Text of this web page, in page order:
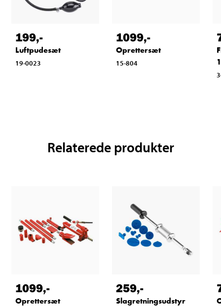
199,-
Luftpudesæt
19-0023
1099,-
Oprettersæt
15-804
Relaterede produkter
1099,-
Oprettersæt
259,-
Slagretningsudstyr